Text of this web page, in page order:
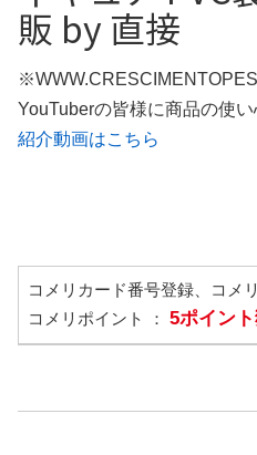
販 by 直接
YouTuberの皆様に商品の使
紹介動画はこちら
コメリカード番号登録、コメ
コメリポイント ： 5ポイン